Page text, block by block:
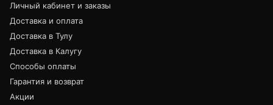
Личный кабинет и заказы
Доставка и оплата
Доставка в Тулу
Доставка в Калугу
Способы оплаты
Гарантия и возврат
Акции